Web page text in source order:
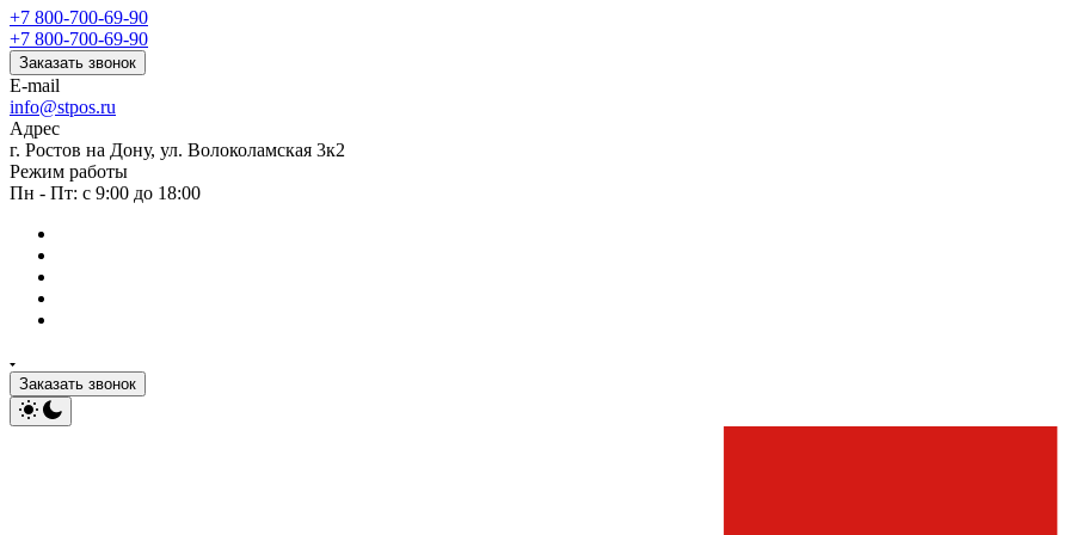
+7 800-700-69-90
+7 800-700-69-90
Заказать звонок
E-mail
info@stpos.ru
Адрес
г. Ростов на Дону, ул. Волоколамская 3к2
Режим работы
Пн - Пт: с 9:00 до 18:00
Заказать звонок